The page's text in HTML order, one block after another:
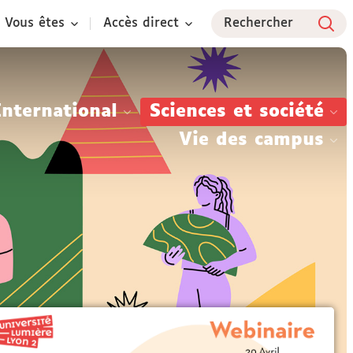
Vous êtes Accès direct Rechercher
Sciences et société
Vie des campus